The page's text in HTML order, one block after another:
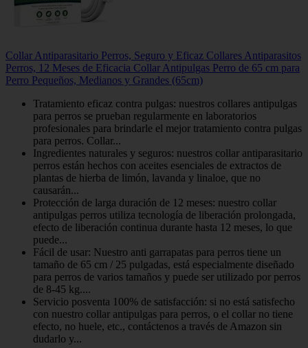
Collar Antiparasitario Perros, Seguro y Eficaz Collares Antiparasitos
Perros, 12 Meses de Eficacia Collar Antipulgas Perro de 65 cm para
Perro Pequeños, Medianos y Grandes (65cm)
Tratamiento eficaz contra pulgas: nuestros collares antipulgas
para perros se prueban regularmente en laboratorios
profesionales para brindarle el mejor tratamiento contra pulgas
para perros. Collar...
Ingredientes naturales y seguros: nuestros collar antiparasitario
perros están hechos con aceites esenciales de extractos de
plantas de hierba de limón, lavanda y linaloe, que no
causarán...
Protección de larga duración de 12 meses: nuestro collar
antipulgas perros utiliza tecnología de liberación prolongada,
efecto de liberación continua durante hasta 12 meses, lo que
puede...
Fácil de usar: Nuestro anti garrapatas para perros tiene un
tamaño de 65 cm / 25 pulgadas, está especialmente diseñado
para perros de varios tamaños y puede ser utilizado por perros
de 8-45 kg....
Servicio posventa 100% de satisfacción: si no está satisfecho
con nuestro collar antipulgas para perros, o el collar no tiene
efecto, no huele, etc., contáctenos a través de Amazon sin
dudarlo y...